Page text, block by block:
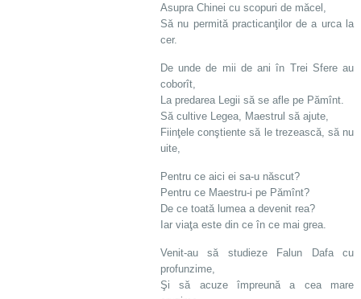
Asupra Chinei cu scopuri de măcel,
Să nu permită practicanţilor de a urca la
cer.
De unde de mii de ani în Trei Sfere au
coborît,
La predarea Legii să se afle pe Pămînt.
Să cultive Legea, Maestrul să ajute,
Fiinţele conştiente să le trezească, să nu
uite,
Pentru ce aici ei sa-u născut?
Pentru ce Maestru-i pe Pămînt?
De ce toată lumea a devenit rea?
Iar viaţa este din ce în ce mai grea.
Venit-au să studieze Falun Dafa cu
profunzime,
Şi să acuze împreună a cea mare